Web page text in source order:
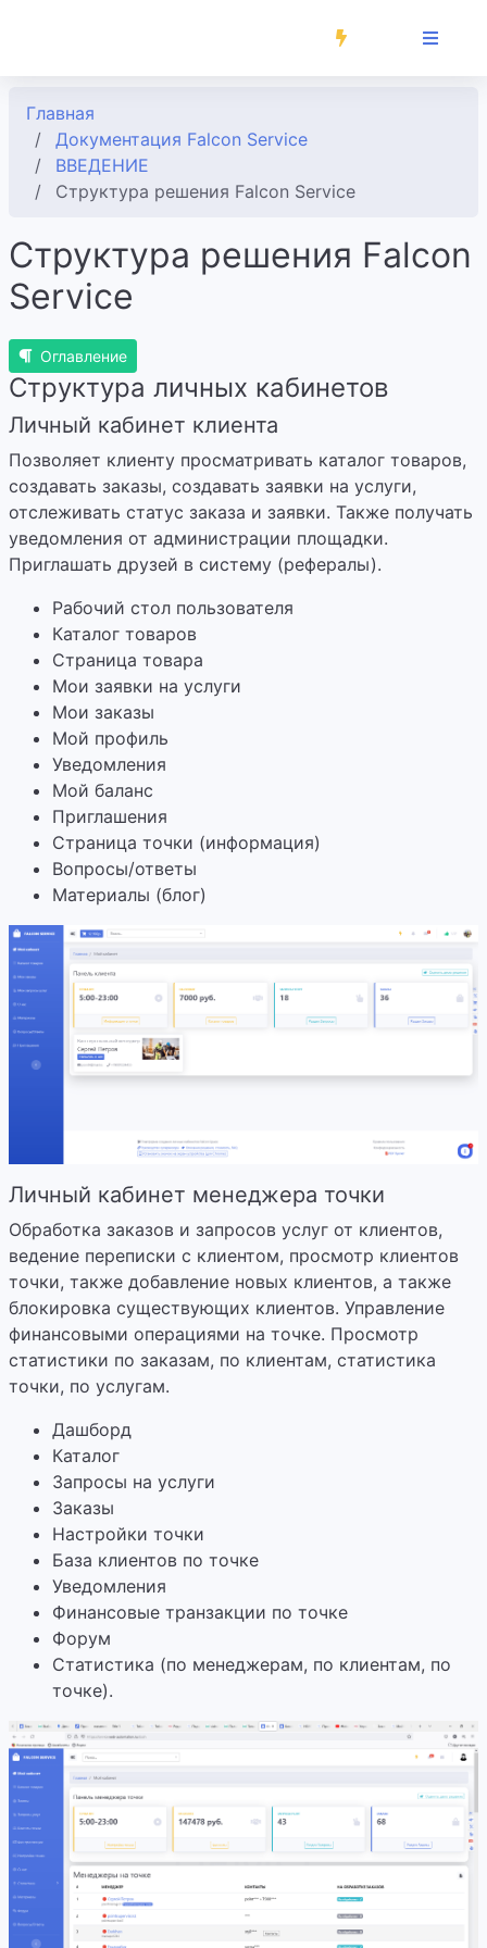
Главная
Документация Falcon Service
ВВЕДЕНИЕ
Структура решения Falcon Service
Структура решения Falcon
Service
Оглавление
Структура личных кабинетов
Личный кабинет клиента
Позволяет клиенту просматривать каталог товаров,
создавать заказы, создавать заявки на услуги,
отслеживать статус заказа и заявки. Также получать
уведомления от администрации площадки.
Приглашать друзей в систему (рефералы).
Рабочий стол пользователя
Каталог товаров
Страница товара
Мои заявки на услуги
Мои заказы
Мой профиль
Уведомления
Мой баланс
Приглашения
Страница точки (информация)
Вопросы/ответы
Материалы (блог)
Личный кабинет менеджера точки
Обработка заказов и запросов услуг от клиентов,
ведение переписки с клиентом, просмотр клиентов
точки, также добавление новых клиентов, а также
блокировка существующих клиентов. Управление
финансовыми операциями на точке. Просмотр
статистики по заказам, по клиентам, статистика
точки, по услугам.
Дашборд
Каталог
Запросы на услуги
Заказы
Настройки точки
База клиентов по точке
Уведомления
Финансовые транзакции по точке
Форум
Статистика (по менеджерам, по клиентам, по
точке).